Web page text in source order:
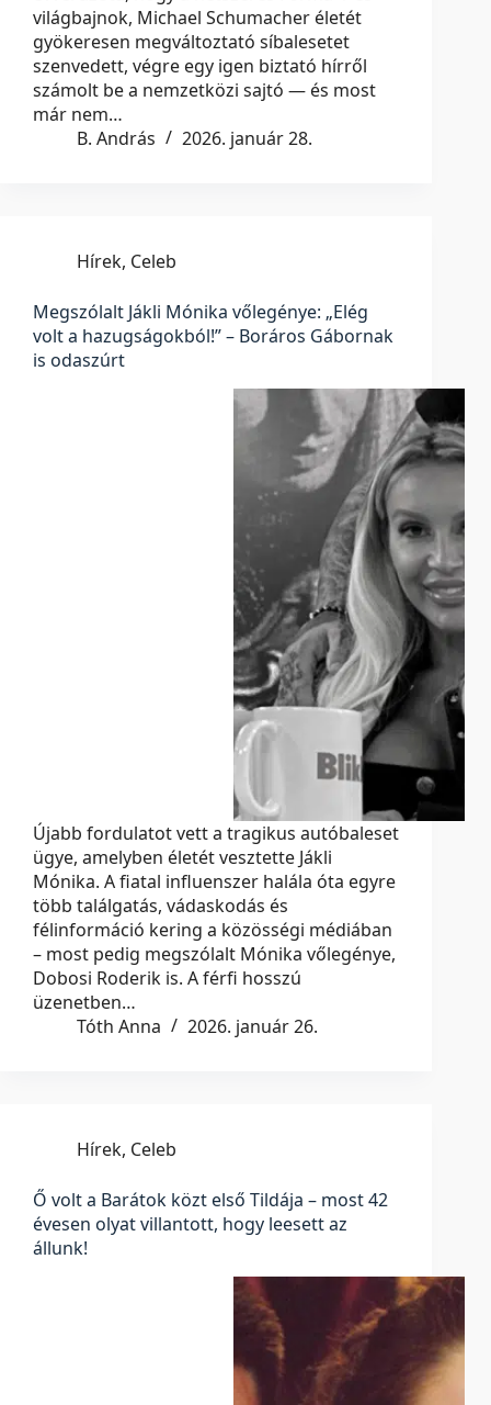
világbajnok, Michael Schumacher életét
gyökeresen megváltoztató síbalesetet
szenvedett, végre egy igen biztató hírről
számolt be a nemzetközi sajtó — és most
már nem…
B. András
2026. január 28.
Hírek, Celeb
Megszólalt Jákli Mónika vőlegénye: „Elég
volt a hazugságokból!” – Boráros Gábornak
is odaszúrt
Újabb fordulatot vett a tragikus autóbaleset
ügye, amelyben életét vesztette Jákli
Mónika. A fiatal influenszer halála óta egyre
több találgatás, vádaskodás és
félinformáció kering a közösségi médiában
– most pedig megszólalt Mónika vőlegénye,
Dobosi Roderik is. A férfi hosszú
üzenetben…
Tóth Anna
2026. január 26.
Hírek, Celeb
Ő volt a Barátok közt első Tildája – most 42
évesen olyat villantott, hogy leesett az
állunk!